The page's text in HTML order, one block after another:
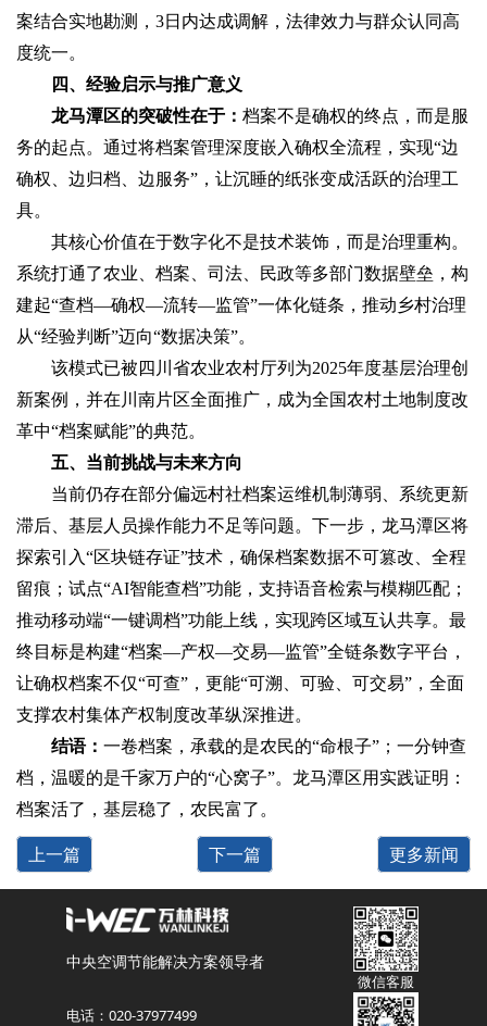
案结合实地勘测，3日内达成调解，法律效力与群众认同高
度统一。
四、经验启示与推广意义‌
龙马潭区的突破性在于：‌ 档案不是确权的终点，而是服
务的起点‌。通过将档案管理深度嵌入确权全流程，实现“边
确权、边归档、边服务”，让沉睡的纸张变成活跃的治理工
具。
其核心价值在于‌数字化不是技术装饰，而是治理重构‌。
系统打通了农业、档案、司法、民政等多部门数据壁垒，构
建起“查档—确权—流转—监管”一体化链条，推动乡村治理
从“经验判断”迈向“数据决策”。
该模式已被四川省农业农村厅列为‌2025年度基层治理创
新案例‌，并在川南片区全面推广，成为全国农村土地制度改
革中“档案赋能”的典范。
五、当前挑战与未来方向‌
当前仍存在部分偏远村社档案运维机制薄弱、系统更新
滞后、基层人员操作能力不足等问题。下一步，龙马潭区将
探索引入“区块链存证”技术，确保档案数据不可篡改、全程
留痕；试点“AI智能查档”功能，支持语音检索与模糊匹配；
推动移动端“一键调档”功能上线，实现跨区域互认共享。最
终目标是构建“档案—产权—交易—监管”全链条数字平台，
让确权档案不仅“可查”，更能“可溯、可验、可交易”，全面
支撑农村集体产权制度改革纵深推进。
结语‌： 一卷档案，承载的是农民的“命根子”；一分钟查
档，温暖的是千家万户的“心窝子”。龙马潭区用实践证明：‌
档案活了，基层稳了，农民富了。‌
上一篇 下一篇 更多新闻
中央空调节能解决方案领导者
电话：020-37977499
微信客服